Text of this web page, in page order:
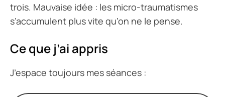
trois. Mauvaise idée : les micro-traumatismes
s’accumulent plus vite qu’on ne le pense.
Ce que j’ai appris
J’espace toujours mes séances :